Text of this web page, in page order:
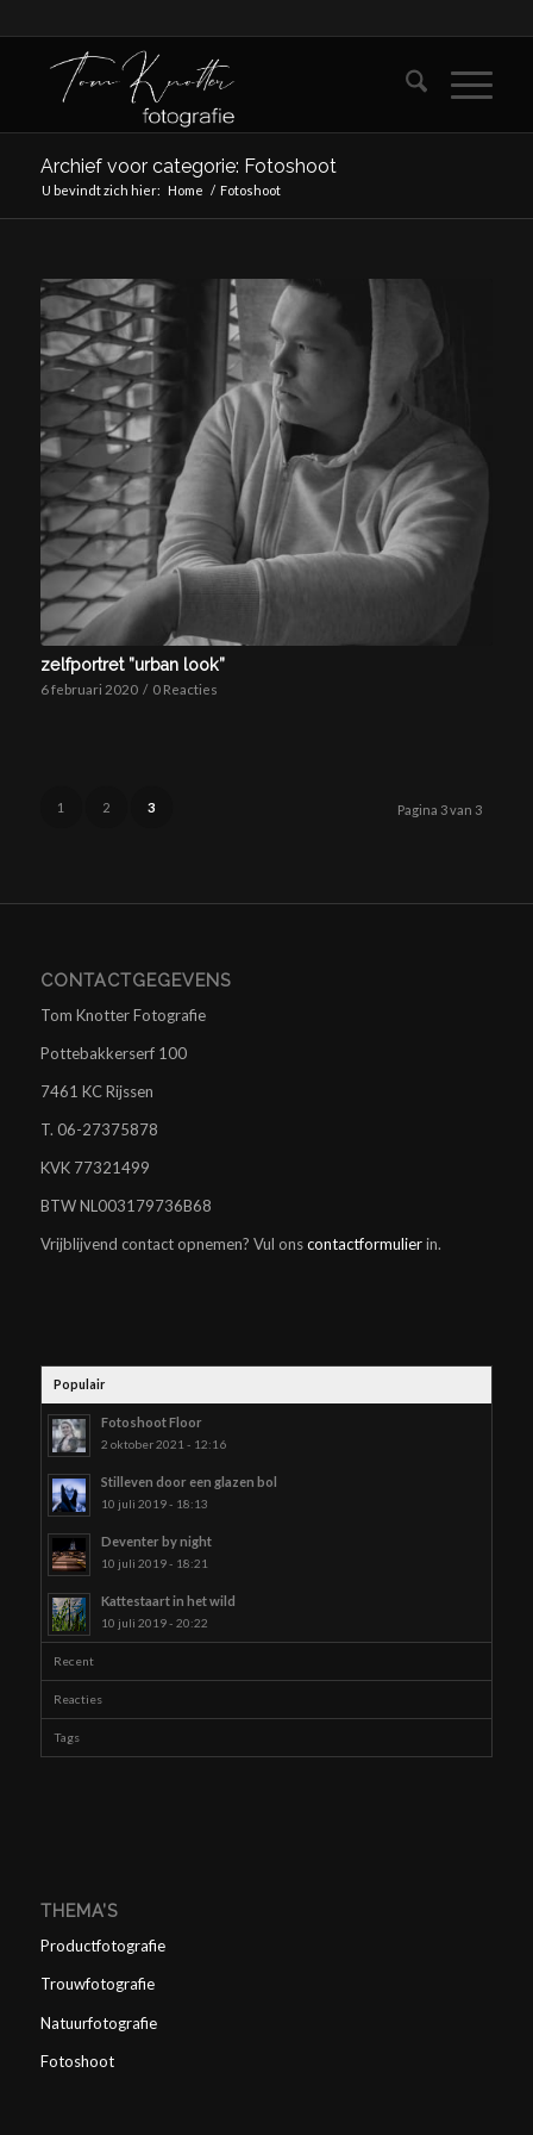
Archief voor categorie: Fotoshoot
U bevindt zich hier: Home / Fotoshoot
zelfportret ”urban look”
6 februari 2020 / 0 Reacties
Pagina 3 van 3
1 2 3
CONTACTGEGEVENS
Tom Knotter Fotografie
Pottebakkerserf 100
7461 KC Rijssen
T. 06-27375878
KVK 77321499
BTW NL003179736B68
Vrijblijvend contact opnemen? Vul onscontactformulierin.
Populair
Fotoshoot Floor
2 oktober 2021 - 12:16
Stilleven door een glazen bol
10 juli 2019 - 18:13
Deventer by night
10 juli 2019 - 18:21
Kattestaart in het wild
10 juli 2019 - 20:22
Recent
Reacties
Tags
THEMA’S
Productfotografie
Trouwfotografie
Natuurfotografie
Fotoshoot